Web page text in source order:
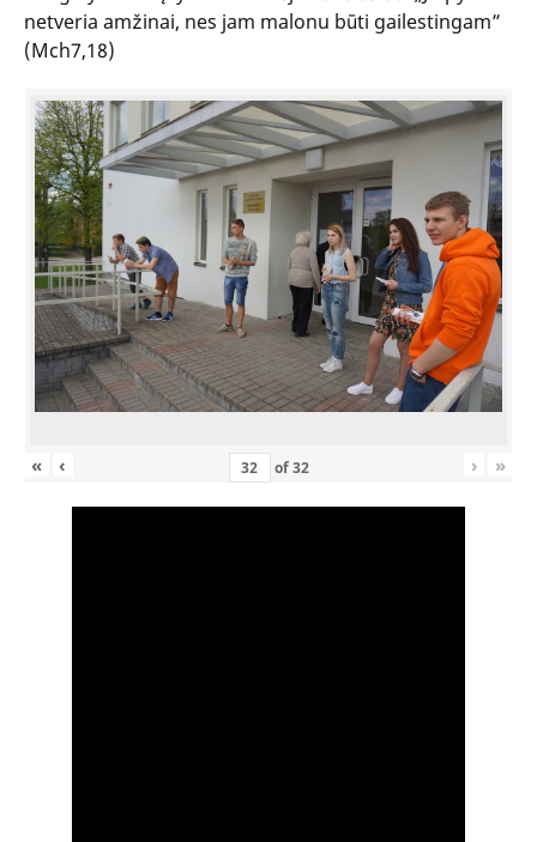
netveria amžinai, nes jam malonu būti gailestingam”
(Mch7,18)
« ‹ of32 › »